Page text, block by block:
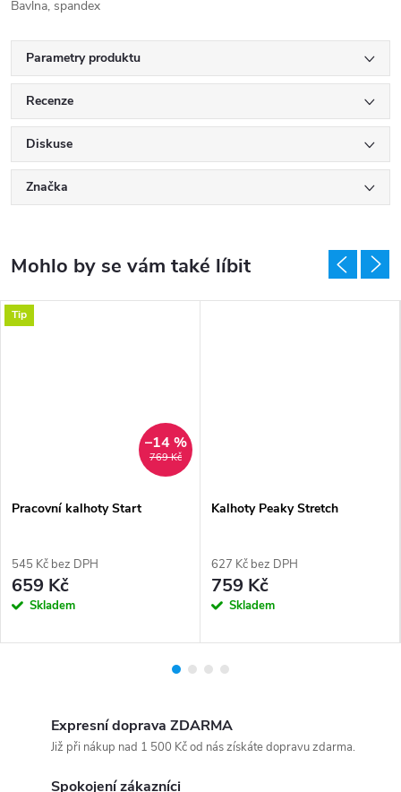
Expresní doprava ZDARMA
Již při nákup nad 1 500 Kč od nás získáte dopravu zdarma.
Spokojení zákazníci
Bavlna, spandex
Parametry produktu
Recenze
Diskuse
Značka
Tip
769 Kč
–14 %
Pracovní kalhoty Start
545 Kč bez DPH
659 Kč
Skladem
Kalhoty Peaky Stretch
627 Kč bez DPH
759 Kč
Skladem